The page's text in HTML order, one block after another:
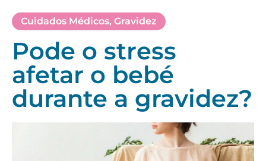
Cuidados Médicos, Gravidez
Pode o stress
afetar o bebé
durante a gravidez?